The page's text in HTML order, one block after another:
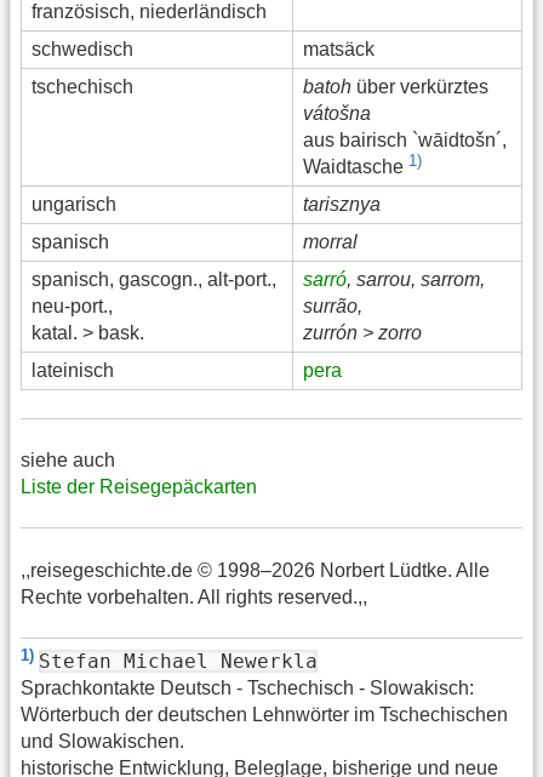
französisch, niederländisch
schwedisch
matsäck
tschechisch
batoh über verkürztes
vátošna
aus bairisch `wāidtošn´,
Waidtasche 1)
ungarisch
tarisznya
spanisch
morral
spanisch, gascogn., alt-port.,
neu-port.,
katal. > bask.
sarró, sarrou, sarrom,
surrão,
zurrón > zorro
lateinisch
pera
siehe auch
Liste der Reisegepäckarten
,,reisegeschichte.de © 1998–2026 Norbert Lüdtke. Alle
Rechte vorbehalten. All rights reserved.,,
1) Stefan Michael Newerkla
Sprachkontakte Deutsch - Tschechisch - Slowakisch:
Wörterbuch der deutschen Lehnwörter im Tschechischen
und Slowakischen.
historische Entwicklung, Beleglage, bisherige und neue